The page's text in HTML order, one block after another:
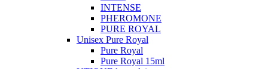
INTENSE
PHEROMONE
PURE ROYAL
Unisex Pure Royal
Pure Royal
Pure Royal 15ml